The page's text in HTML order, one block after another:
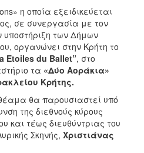
η οποία εξειδικεύεται
σε συνεργασία με τον
υποστήριξη των Δήμων
οργανώνει στην Κρήτη το
Εtoiles du Βallet”, στο
τα «Δύο Αοράκια»
Κρήτης.
θα παρουσιαστεί υπό
της διεθνούς κύρους
και τέως διευθύντριας του
Σκηνής, Χριστιάνας